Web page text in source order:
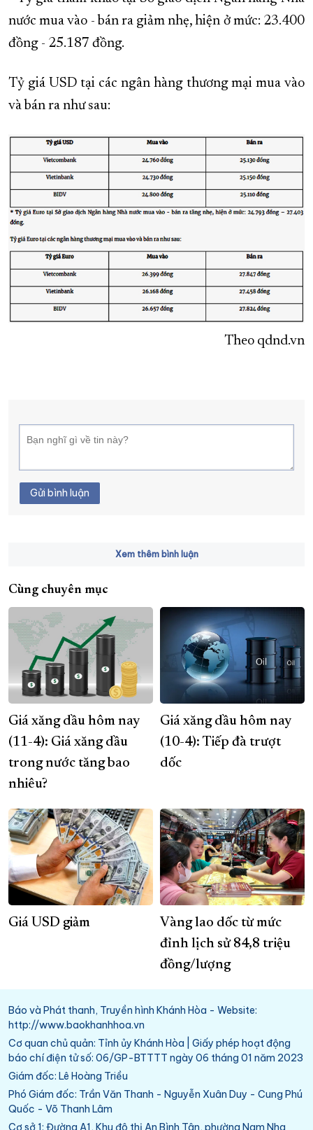
nước mua vào - bán ra giảm nhẹ, hiện ở mức: 23.400
đồng - 25.187 đồng.
Tỷ giá USD tại các ngân hàng thương mại mua vào
và bán ra như sau:
Theo qdnd.vn
Gửi bình luận
Xem thêm bình luận
Cùng chuyên mục
Giá xăng dầu hôm nay
(11-4): Giá xăng dầu
trong nước tăng bao
nhiêu?
Giá xăng dầu hôm nay
(10-4): Tiếp đà trượt
dốc
Giá USD giảm
Vàng lao dốc từ mức
đỉnh lịch sử 84,8 triệu
đồng/lượng
Báo và Phát thanh, Truyền hình Khánh Hòa - Website:
http://www.baokhanhhoa.vn
Cơ quan chủ quản: Tỉnh ủy Khánh Hòa | Giấy phép hoạt động
báo chí điện tử số: 06/GP-BTTTT ngày 06 tháng 01 năm 2023
Giám đốc: Lê Hoàng Triều
Phó Giám đốc: Trần Văn Thanh - Nguyễn Xuân Duy - Cung Phú
Quốc - Võ Thanh Lâm
Cơ sở 1: Đường A1, Khu đô thị An Bình Tân, phường Nam Nha